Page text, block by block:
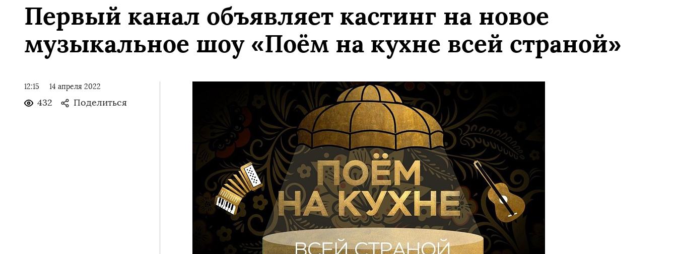
Первый канал объявляет кастинг на новое
музыкальное шоу «Поём на кухне всей страной»
12:15 14 апреля 2022
432 Поделиться